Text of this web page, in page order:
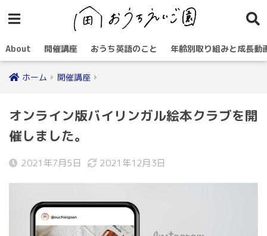
About 開催講座 おうち英語のこと 年齢別取り組みと成長動
ホーム 開催講座
オンライン版バイリンガル絵本クラブを開
催しました。
2021年7月5日 2021年12月3日